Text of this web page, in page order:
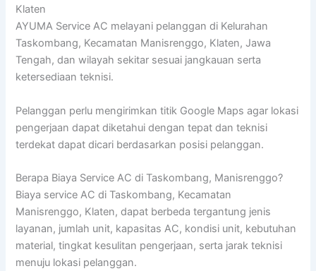
Klaten
AYUMA Service AC melayani pelanggan di Kelurahan
Taskombang, Kecamatan Manisrenggo, Klaten, Jawa
Tengah, dan wilayah sekitar sesuai jangkauan serta
ketersediaan teknisi.
Pelanggan perlu mengirimkan titik Google Maps agar lokasi
pengerjaan dapat diketahui dengan tepat dan teknisi
terdekat dapat dicari berdasarkan posisi pelanggan.
Berapa Biaya Service AC di Taskombang, Manisrenggo?
Biaya service AC di Taskombang, Kecamatan
Manisrenggo, Klaten, dapat berbeda tergantung jenis
layanan, jumlah unit, kapasitas AC, kondisi unit, kebutuhan
material, tingkat kesulitan pengerjaan, serta jarak teknisi
menuju lokasi pelanggan.